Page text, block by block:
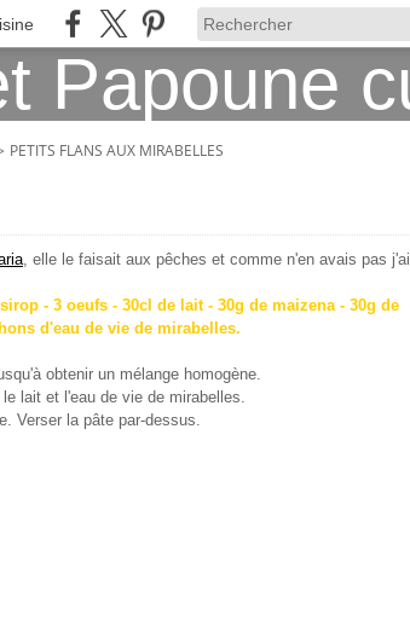
PETITS FLANS AUX MIRABELLES
, elle le faisait aux pêches et comme n'en avais pas j'ai
- 3 oeufs - 30cl de lait - 30g de maizena - 30g de
d'eau de vie de mirabelles.
obtenir un mélange homogène.
lait et l'eau de vie de mirabelles.
Verser la pâte par-dessus.